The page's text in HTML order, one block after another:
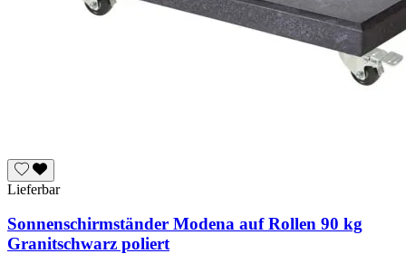
Lieferbar
Sonnenschirmständer Modena auf Rollen 90 kg
Granitschwarz poliert